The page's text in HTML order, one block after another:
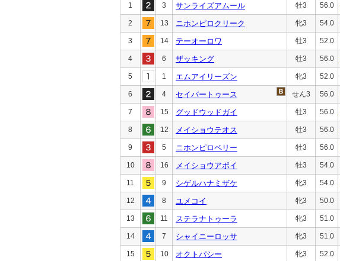
1 3 サンライズアムール 牡3 56.0
2 13 ニホンピロクリーク 牝3 54.0
3 14 テーオーロワ 牡3 52.0
4 6 ザッキング 牡3 56.0
5 1 エムアイリーズン 牝3 52.0
6 4 セイバートゥース せん3 56.0
7 15 グッドウッドガイ 牡3 56.0
8 12 メイショウテオス 牡3 56.0
9 5 ニホンピロペリー 牡3 56.0
10 16 メイショウアポイ 牡3 54.0
11 9 シゲルハナミザケ 牝3 54.0
12 8 ユメコイ 牝3 50.0
13 11 ステラナトゥーラ 牝3 51.0
14 7 シャイニーロッサ 牝3 51.0
15 10 オクトパシー 牝3 52.0